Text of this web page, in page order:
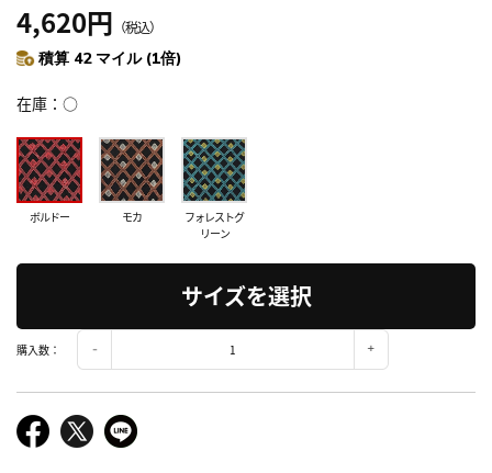
4,620円 （税込）
積算 42 マイル (1倍)
在庫 ○
ボルドー モカ
フォレストグ
リーン
サイズを選択
購入数：